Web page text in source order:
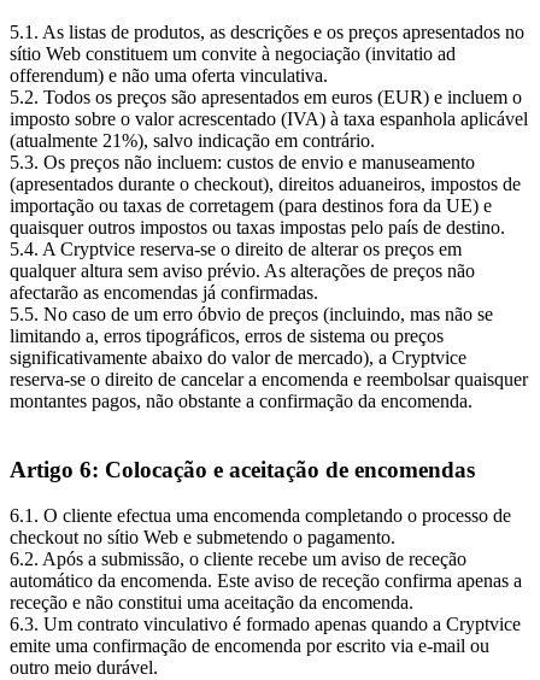
5.1. As listas de produtos, as descrições e os preços apresentados no
sítio Web constituem um convite à negociação (invitatio ad
offerendum) e não uma oferta vinculativa.
5.2. Todos os preços são apresentados em euros (EUR) e incluem o
imposto sobre o valor acrescentado (IVA) à taxa espanhola aplicável
(atualmente 21%), salvo indicação em contrário.
5.3. Os preços não incluem: custos de envio e manuseamento
(apresentados durante o checkout), direitos aduaneiros, impostos de
importação ou taxas de corretagem (para destinos fora da UE) e
quaisquer outros impostos ou taxas impostas pelo país de destino.
5.4. A Cryptvice reserva-se o direito de alterar os preços em
qualquer altura sem aviso prévio. As alterações de preços não
afectarão as encomendas já confirmadas.
5.5. No caso de um erro óbvio de preços (incluindo, mas não se
limitando a, erros tipográficos, erros de sistema ou preços
significativamente abaixo do valor de mercado), a Cryptvice
reserva-se o direito de cancelar a encomenda e reembolsar quaisquer
montantes pagos, não obstante a confirmação da encomenda.
Artigo 6: Colocação e aceitação de encomendas
6.1. O cliente efectua uma encomenda completando o processo de
checkout no sítio Web e submetendo o pagamento.
6.2. Após a submissão, o cliente recebe um aviso de receção
automático da encomenda. Este aviso de receção confirma apenas a
receção e não constitui uma aceitação da encomenda.
6.3. Um contrato vinculativo é formado apenas quando a Cryptvice
emite uma confirmação de encomenda por escrito via e-mail ou
outro meio durável.